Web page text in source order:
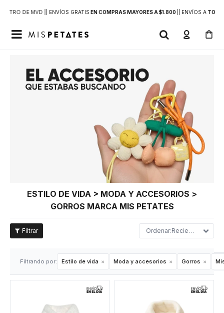
DE MVD | | ENVÍOS GRATIS EN COMPRAS MAYORES A $1.800 | ENVÍOS ATODO

ESTILO DE VIDA > MODA Y ACCESORIOS >
GORROS MARCA MIS PETATES
Recientes
Filtrando por: Estilo de vida Moda y accesorios Gorros